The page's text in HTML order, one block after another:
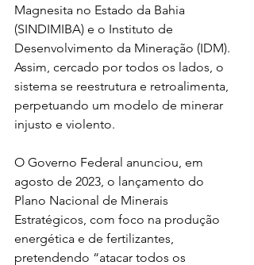
Magnesita no Estado da Bahia
(SINDIMIBA) e o Instituto de
Desenvolvimento da Mineração (IDM).
Assim, cercado por todos os lados, o
sistema se reestrutura e retroalimenta,
perpetuando um modelo de minerar
injusto e violento.
O Governo Federal anunciou, em
agosto de 2023, o lançamento do
Plano Nacional de Minerais
Estratégicos, com foco na produção
energética e de fertilizantes,
pretendendo “atacar todos os